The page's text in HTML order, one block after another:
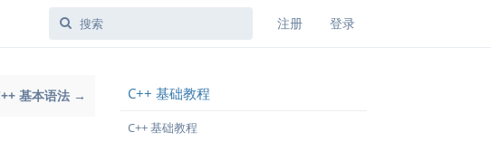
注册 登录
基本语法 → C++ 基础教程
C++ 基础教程